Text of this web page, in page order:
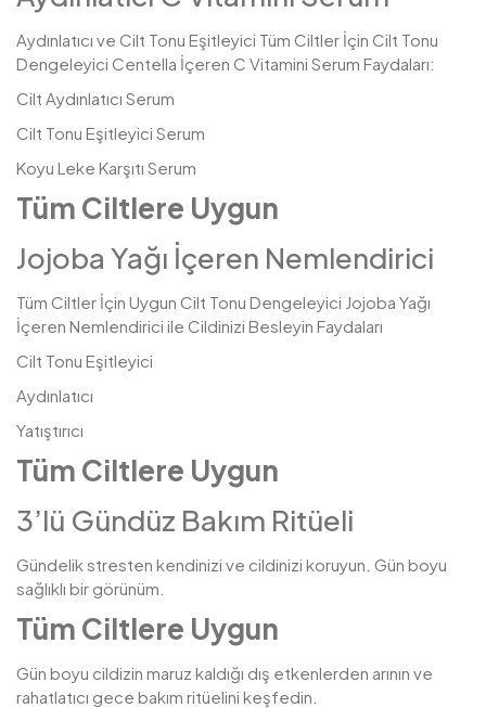
Aydınlatıcı ve Cilt Tonu Eşitleyici Tüm Ciltler İçin Cilt Tonu
Dengeleyici Centella İçeren C Vitamini Serum Faydaları:
Cilt Aydınlatıcı Serum
Cilt Tonu Eşitleyici Serum
Koyu Leke Karşıtı Serum
Tüm Ciltlere Uygun
Jojoba Yağı İçeren Nemlendirici
Tüm Ciltler İçin Uygun Cilt Tonu Dengeleyici Jojoba Yağı
İçeren Nemlendirici ile Cildinizi Besleyin Faydaları
Cilt Tonu Eşitleyici
Aydınlatıcı
Yatıştırıcı
Tüm Ciltlere Uygun
3’lü Gündüz Bakım Ritüeli
Gündelik stresten kendinizi ve cildinizi koruyun. Gün boyu
sağlıklı bir görünüm.
Tüm Ciltlere Uygun
Gün boyu cildizin maruz kaldığı dış etkenlerden arının ve
rahatlatıcı gece bakım ritüelini keşfedin.